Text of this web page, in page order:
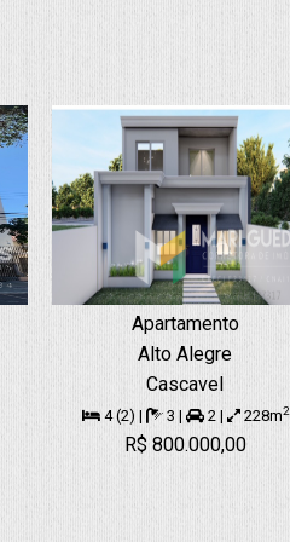
Apartamento
Alto Alegre
Cascavel
4 (2) | 3 | 2 | 228m2
R$ 800.000,00